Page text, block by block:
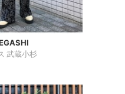
武蔵小杉